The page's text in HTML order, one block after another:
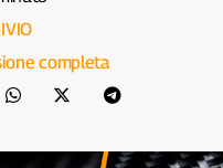
completa